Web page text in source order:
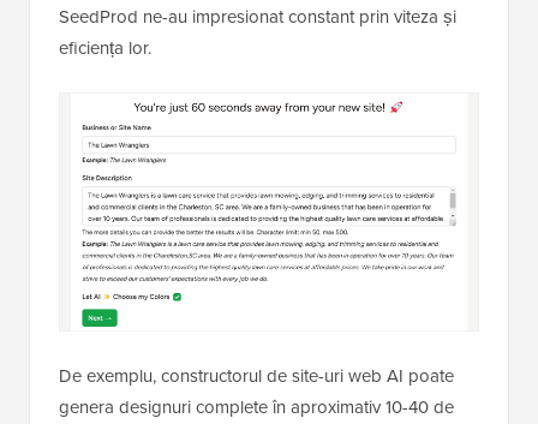
SeedProd ne-au impresionat constant prin viteza și
eficiența lor.
De exemplu, constructorul de site-uri web AI poate
genera designuri complete în aproximativ 10-40 de